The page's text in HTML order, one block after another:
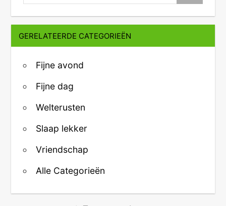
GERELATEERDE CATEGORIEËN
Fijne avond
Fijne dag
Welterusten
Slaap lekker
Vriendschap
Alle Categorieën